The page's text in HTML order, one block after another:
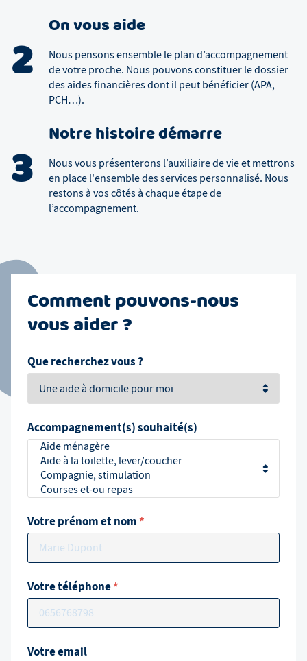
2
On vous aide
Nous pensons ensemble le plan d’accompagnement
de votre proche. Nous pouvons constituer le dossier
des aides financières dont il peut bénéficier (APA,
PCH…).
3
Notre histoire démarre
Nous vous présenterons l’auxiliaire de vie et mettrons
en place l'ensemble des services personnalisé. Nous
restons à vos côtés à chaque étape de
l’accompagnement.
Comment pouvons-nous
vous aider ?
Que recherchez vous ?
Accompagnement(s) souhaité(s)
Votre prénom et nom*
Votre téléphone*
Votre email